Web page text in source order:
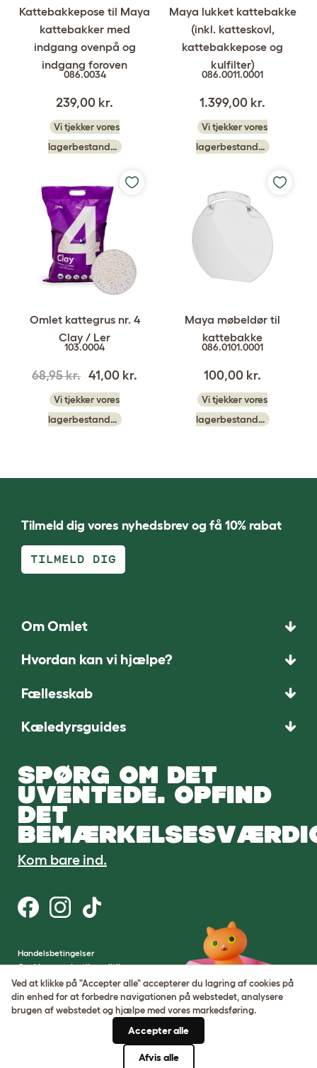
Kattebakkepose til Maya
kattebakker med
indgang ovenpå og
indgang foroven
086.0034
239,00 kr.
Vi tjekker vores
lagerbestand…
Maya lukket kattebakke
(inkl. katteskovl,
kattebakkepose og
kulfilter)
086.0011.0001
1.399,00 kr.
Vi tjekker vores
lagerbestand…
Omlet kattegrus nr. 4
Clay / Ler
103.0004
68,95 kr. 41,00 kr.
Vi tjekker vores
lagerbestand…
Maya møbeldør til
kattebakke
086.0101.0001
100,00 kr.
Vi tjekker vores
lagerbestand…
Tilmeld dig vores nyhedsbrev og få 10% rabat
TILMELD DIG
Om Omlet
Hvordan kan vi hjælpe?
Fællesskab
Kæledyrsguides
SPØRG OM DET
UVENTEDE. OPFIND
DET
Kom bare ind.
Handelsbetingelser
Cookie- og privatlivspolitik
Cookie Settings
Sitemap
Virksomhedens registreringsnummer:
Ved at klikke på "Accepter alle" accepterer du lagring af cookies på
din enhed for at forbedre navigationen på webstedet, analysere
brugen af ​​webstedet og hjælpe med vores markedsføring.
Accepter alle
Afvis alle